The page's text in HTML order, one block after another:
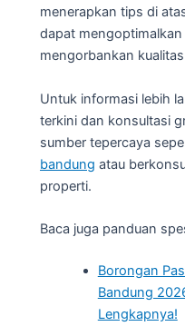
menerapkan tips di
dapat
mengorbankan
Untuk informasi lebih
terkini dan konsultasi
sumber tepercaya
bandung atau
properti.
Baca juga panduan
Borongan
Bandung
Lengkapnya!